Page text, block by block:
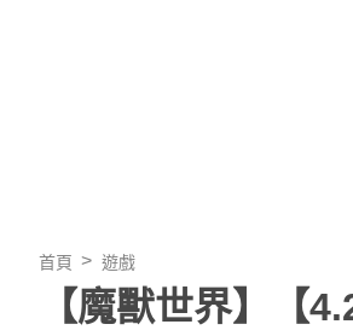
首頁 遊戲
【魔獸世界】【